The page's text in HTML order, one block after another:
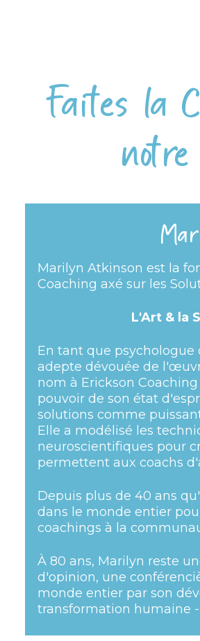
Faites la
Marilyn Atkinson est la
Coaching axé sur les
L'Art & la
En tant que
adepte dévouée de
nom à Erickson
pouvoir de son état
solutions comme
Elle a modélisé les
neuroscientifiques pour
permettent aux coachs
Depuis plus de 40 ans
dans le monde entier
coachings à la
À 80 ans, Marilyn reste
d'opinion, une
monde entier par son
transformation humaine